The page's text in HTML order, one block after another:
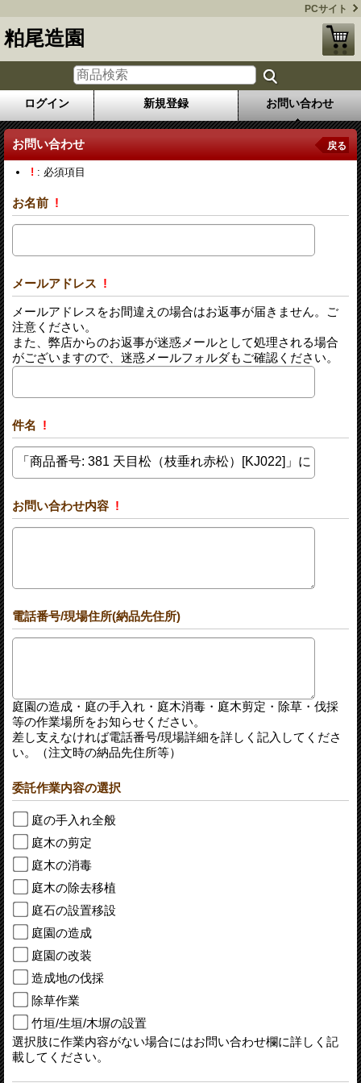
PCサイト
粕尾造園
ログイン 新規登録 お問い合わせ
お問い合わせ 戻る
! : 必須項目
お名前 !
メールアドレス !
メールアドレスをお間違えの場合はお返事が届きません。ご
注意ください。
また、弊店からのお返事が迷惑メールとして処理される場合
がございますので、迷惑メールフォルダもご確認ください。
件名 !
お問い合わせ内容 !
電話番号/現場住所(納品先住所)
庭園の造成・庭の手入れ・庭木消毒・庭木剪定・除草・伐採
等の作業場所をお知らせください。
差し支えなければ電話番号/現場詳細を詳しく記入してくださ
い。（注文時の納品先住所等）
委託作業内容の選択
庭の手入れ全般
庭木の剪定
庭木の消毒
庭木の除去移植
庭石の設置移設
庭園の造成
庭園の改装
造成地の伐採
除草作業
竹垣/生垣/木塀の設置
選択肢に作業内容がない場合にはお問い合わせ欄に詳しく記
載してください。